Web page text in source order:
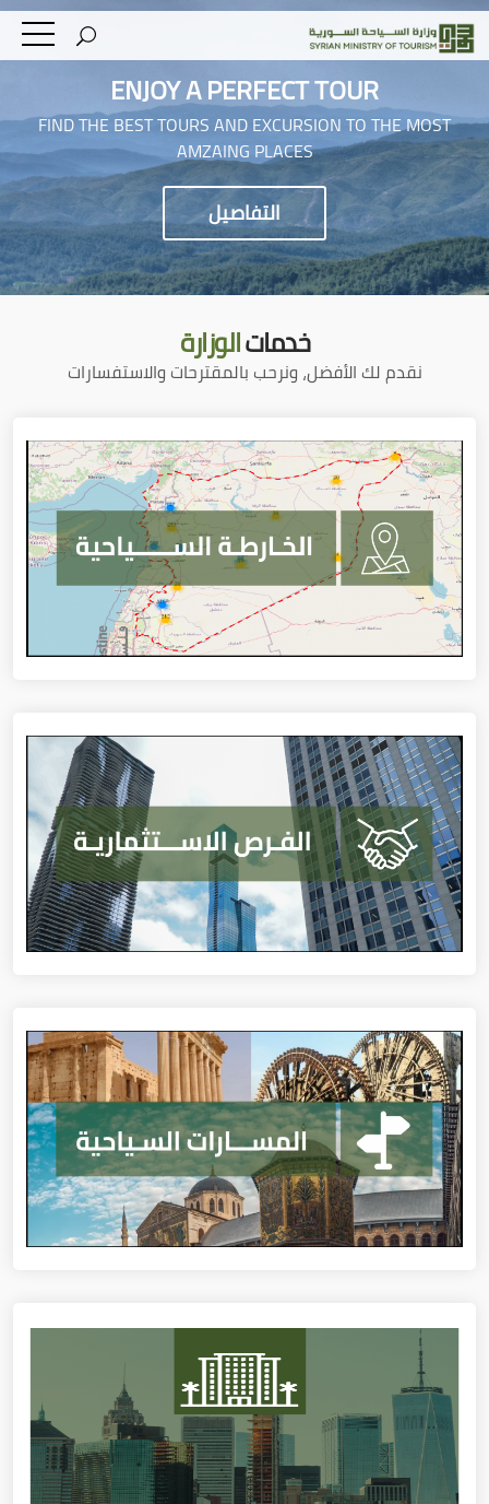
ENJOY A PERFECT TOUR
FIND THE BEST TOURS AND EXCURSION TO THE MOST
AMZAING PLACES
التفاصيل
خدماتالوزارة
نقدم لك الأفضل، ونرحب بالمقترحات والاستفسارات